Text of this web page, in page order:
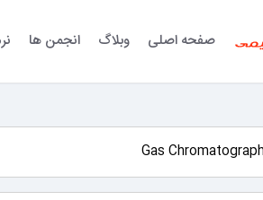
صفحه اصلی وبلاگ انجمن ها